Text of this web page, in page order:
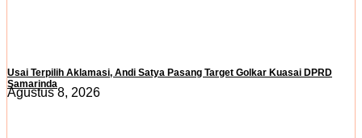
Usai Terpilih Aklamasi, Andi Satya Pasang Target Golkar Kuasai DPRD
Samarinda
Agustus 8, 2026